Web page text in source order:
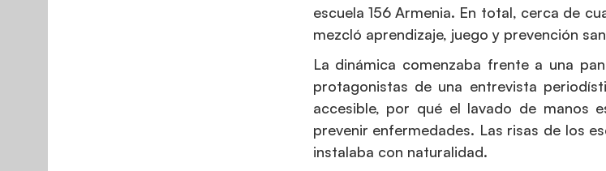
escuela 156 Armenia. En total, cerca de
mezcló aprendizaje, juego y prevención
La dinámica comenzaba frente a una
protagonistas de una entrevista
accesible, por qué el lavado de manos
prevenir enfermedades. Las risas de los
instalaba con naturalidad.